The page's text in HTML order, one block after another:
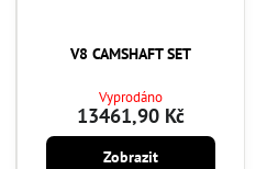
V8 CAMSHAFT SET
Vyprodáno
13461,90 Kč
Zobrazit